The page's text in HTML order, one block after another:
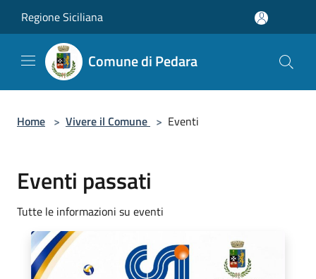
Regione Siciliana
Comune di Pedara
Home > Vivere il Comune > Eventi
Eventi passati
Tutte le informazioni su eventi